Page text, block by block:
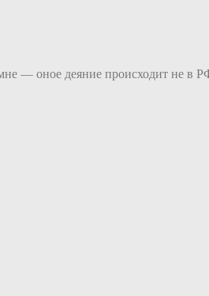
— оное деяние происходит не в